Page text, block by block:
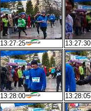
13:27:25 13:27:30
13:28:00 13:28:05